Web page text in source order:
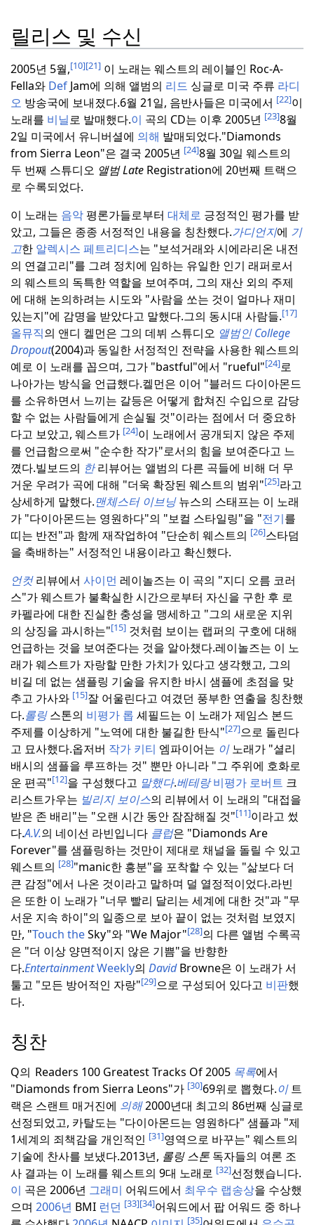
릴리스 및 수신
2005년 5월,[10][21] 이 노래는 웨스트의 레이블인 Roc-A-
Fella와 Def Jam에 의해 앨범의 리드 싱글로 미국 주류 라디
오 방송국에 보내졌다.6월 21일, 음반사들은 미국에서 [22]이
노래를 비닐로 발매했다.이 곡의 CD는 이후 2005년 [23]8월
2일 미국에서 유니버셜에 의해 발매되었다."Diamonds
from Sierra Leon"은 결국 2005년 [24]8월 30일 웨스트의
두 번째 스튜디오 앨범 Late Registration에 20번째 트랙으
로 수록되었다.
이 노래는 음악평론가들로부터 대체로 긍정적인 평가를 받
았고, 그들은 종종 서정적인 내용을 칭찬했다.가디언지에 기
고한 알렉시스 페트리디스는 "보석거래와 시에라리온 내전
의 연결고리"를 그려 정치에 임하는 유일한 인기 래퍼로서
의 웨스트의 독특한 역할을 보여주며, 그의 재산 외의 주제
에 대해 논의하려는 시도와 "사람을 쏘는 것이 얼마나 재미
있는지"에 감명을 받았다고 말했다.그의 동시대 사람들.[17]
올뮤직의 앤디 켈먼은 그의 데뷔 스튜디오 앨범인 College
Dropout(2004)과 동일한 서정적인 전략을 사용한 웨스트의
예로 이 노래를 꼽으며, 그가 "bastful"에서 "rueful"[24]로
나아가는 방식을 언급했다.켈먼은 이어 "블러드 다이아몬드
를 소유하면서 느끼는 갈등은 어떻게 합쳐진 수입으로 감당
할 수 없는 사람들에게 손실될 것"이라는 점에서 더 중요하
다고 보았고, 웨스트가 [24]이 노래에서 공개되지 않은 주제
를 언급함으로써 "순수한 작가"로서의 힘을 보여준다고 느
꼈다.빌보드의 한리뷰어는 앨범의 다른 곡들에 비해 더 무
거운 우려가 곡에 대해 "더욱 확장된 웨스트의 범위"[25]라고
상세하게 말했다.맨체스터 이브닝뉴스의 스태프는 이 노래
가 "다이아몬드는 영원하다"의 "보컬 스타일링"을 "전기를
띠는 반전"과 함께 재작업하여 "단순히 웨스트의 [26]스타덤
을 축배하는" 서정적인 내용이라고 확신했다.
언컷리뷰에서 사이먼 레이놀즈는 이 곡의 "지디 오름 코러
스"가 웨스트가 불확실한 시간으로부터 자신을 구한 후 로
카펠라에 대한 진실한 충성을 맹세하고 "그의 새로운 지위
의 상징을 과시하는"[15] 것처럼 보이는 랩퍼의 구호에 대해
언급하는 것을 보여준다는 것을 알아챘다.레이놀즈는 이 노
래가 웨스트가 자랑할 만한 가치가 있다고 생각했고, 그의
비길 데 없는 샘플링 기술을 유지한 바시 샘플에 초점을 맞
추고 가사와 [15]잘 어울린다고 여겼던 풍부한 연출을 칭찬했
다.롤링스톤의 비평가 롭 셰필드는 이 노래가 제임스 본드
주제를 이상하게 "노역에 대한 불길한 탄식"[27]으로 돌린다
고 묘사했다.옵저버 작가 키티 엠파이어는 이노래가 "셜리
배시의 샘플을 루프하는 것" 뿐만 아니라 "그 주위에 호화로
운 편곡"[12]을 구성했다고 말했다.베테랑 비평가 로버트 크
리스트가우는 빌리지 보이스의 리뷰에서 이 노래의 "대접을
받은 존 배리"는 "오랜 시간 동안 잠잠해질 것"[11]이라고 썼
다.A.V.의 네이선 라빈입니다 클럽은 "Diamonds Are
Forever"를 샘플링하는 것만이 제대로 채널을 돌릴 수 있고
웨스트의 [28]"manic한 흥분"을 포착할 수 있는 "삶보다 더
큰 감정"에서 나온 것이라고 말하며 덜 열정적이었다.라빈
은 또한 이 노래가 "너무 빨리 달리는 세계에 대한 것"과 "무
서운 지속 하이"의 일종으로 보아 끝이 없는 것처럼 보였지
만, "Touch theSky"와 "We Major"[28]의 다른 앨범 수록곡
은 "더 이상 양면적이지 않은 기쁨"을 반향한
다.EntertainmentWeekly의 DavidBrowne은 이 노래가 서
툴고 "모든 방어적인 자랑"[29]으로 구성되어 있다고 비판했
다.
칭찬
Q의 Readers 100 Greatest Tracks Of 2005 목록에서
"Diamonds from Sierra Leons"가 [30]69위로 뽑혔다.이트
랙은 스랜트 매거진에 의해2000년대 최고의 86번째 싱글로
선정되었고, 카탈도는 "다이아몬드는 영원하다" 샘플과 "제
1세계의 죄책감을 개인적인 [31]영역으로 바꾸는" 웨스트의
기술에 찬사를 보냈다.2013년, 롤링 스톤 독자들의 여론 조
사 결과는 이 노래를 웨스트의 9대 노래로 [32]선정했습니다.
이 곡은 2006년 그래미 어워드에서 최우수 랩송상을 수상했
으며 2006년 BMI 런던 [33][34]어워드에서 팝 어워드 중 하나
[35]